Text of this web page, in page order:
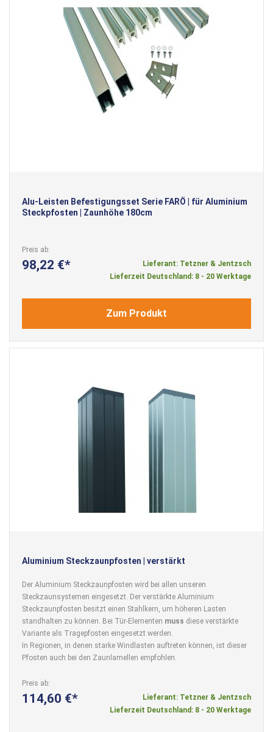
Alu-Leisten Befestigungsset Serie FARÖ | für Aluminium
Steckpfosten | Zaunhöhe 180cm
Preis ab
98,22 €
Lieferant: Tetzner & Jentzsch
Lieferzeit Deutschland: 8 - 20 Werktage
Zum Produkt
Aluminium Steckzaunpfosten | verstärkt
Der Aluminium Steckzaunpfosten wird bei allen unseren
Steckzaunsystemen eingesetzt. Der verstärkte Aluminium
Steckzaunpfosten besitzt einen Stahlkern, um höheren Lasten
standhalten zu können. Bei Tür-Elementen muss diese verstärkte
Variante als Tragepfosten eingesetzt werden.
In Regionen, in denen starke Windlasten auftreten können, ist dieser
Pfosten auch bei den Zaunlamellen empfohlen.
Preis ab
114,60 €
Lieferant: Tetzner & Jentzsch
Lieferzeit Deutschland: 8 - 20 Werktage